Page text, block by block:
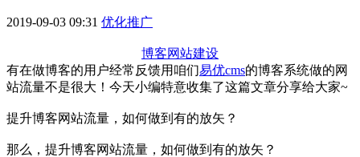
2019-09-03 09:31 优化推广
博客网站建设
有在做博客的用户经常反馈用咱们易优cms的博客系统做的网
站流量不是很大！今天小编特意收集了这篇文章分享给大家~
提升博客网站流量，如何做到有的放矢？
那么，提升博客网站流量，如何做到有的放矢？